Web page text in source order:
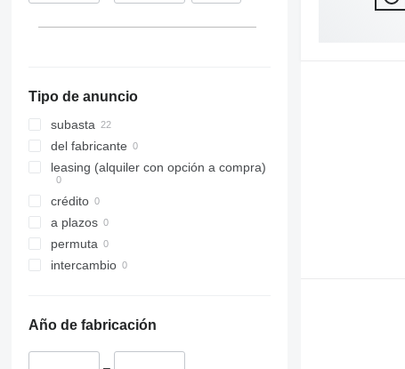
Tipo de anuncio
subasta
del fabricante
leasing (alquiler con opción a compra)
crédito
a plazos
permuta
intercambio
Año de fabricación